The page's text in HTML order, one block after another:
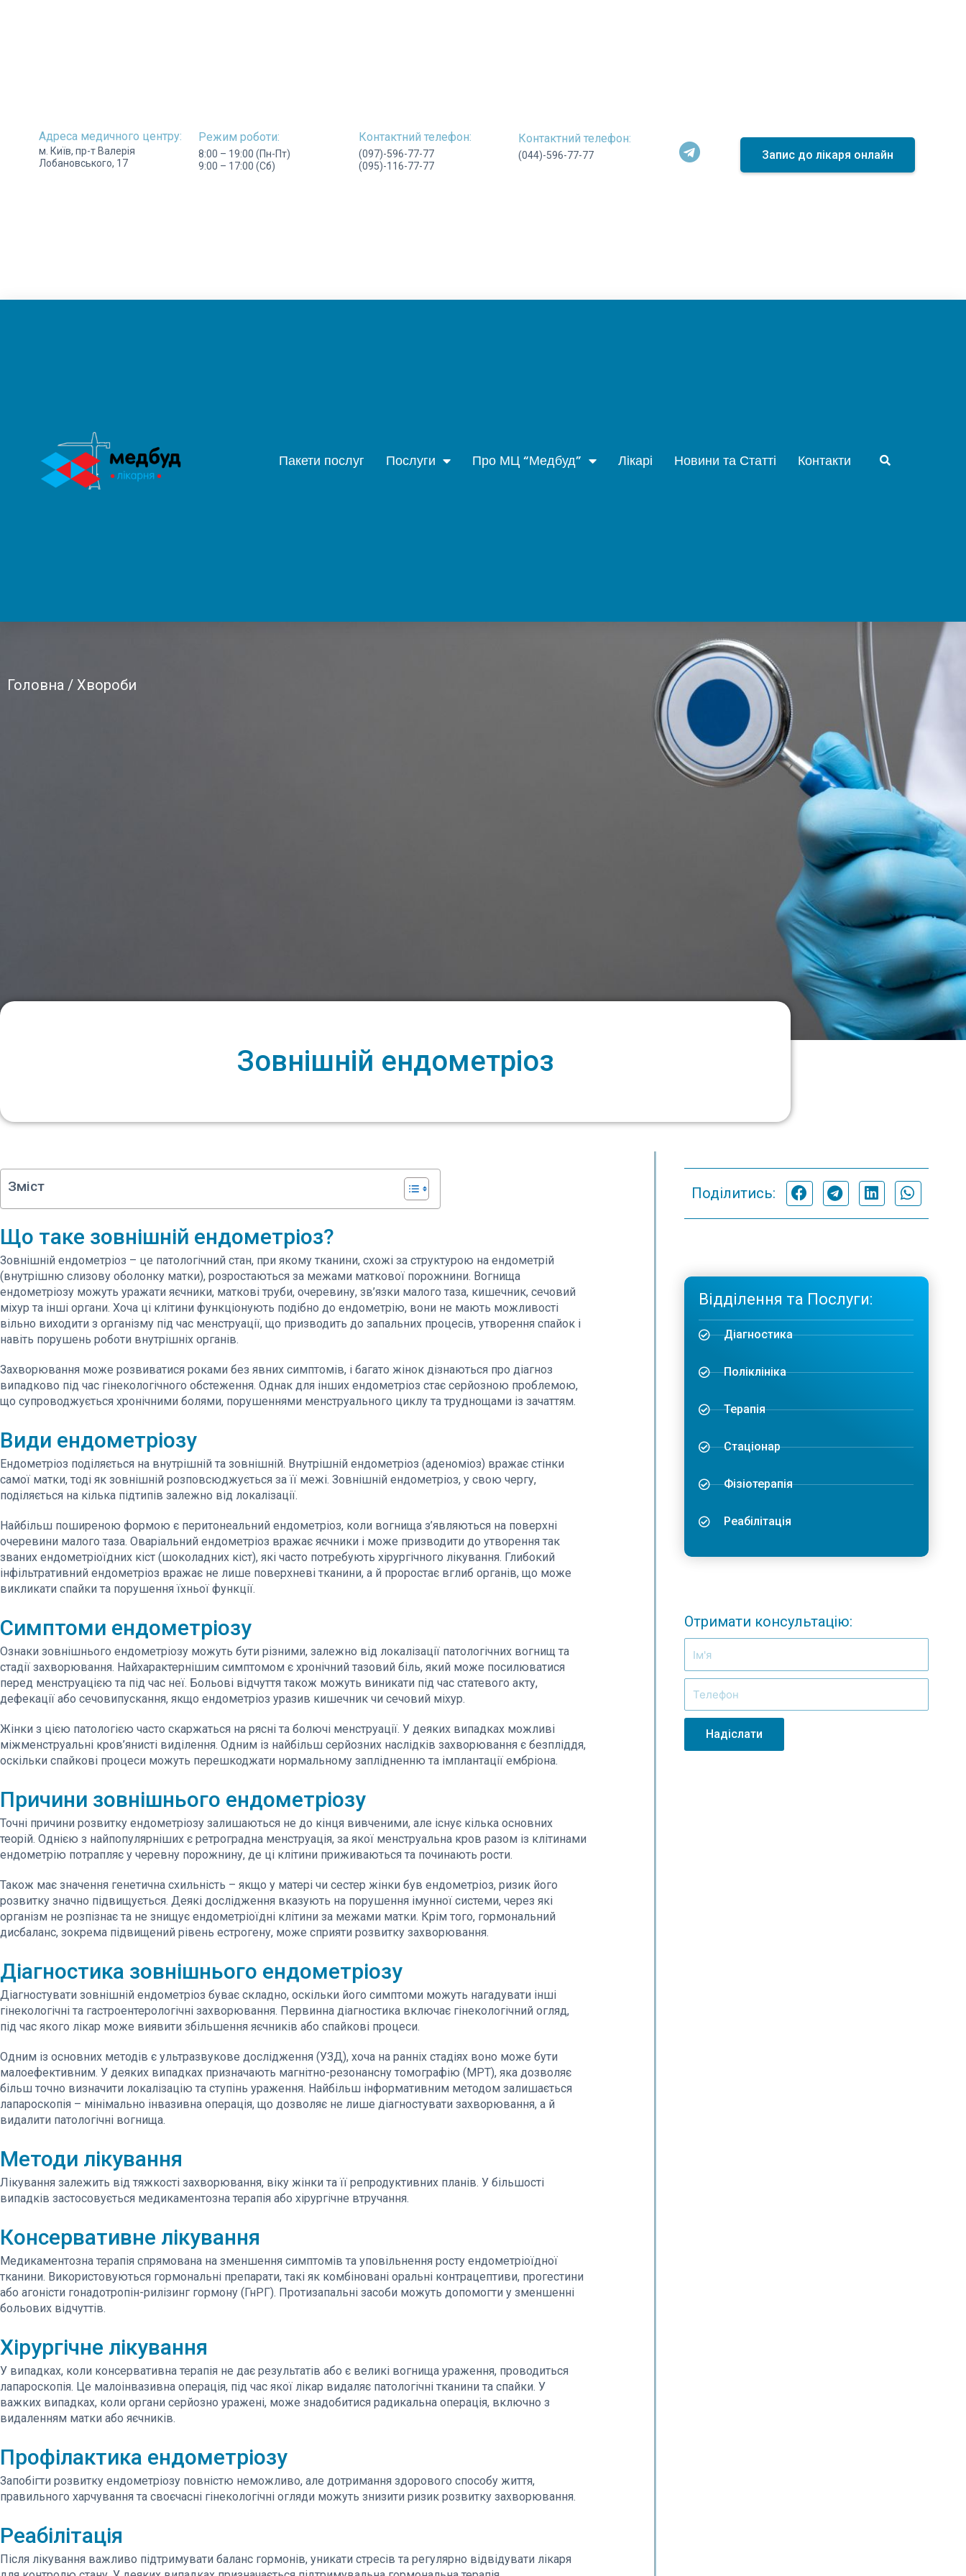
Адреса медичного центру:
м. Київ, пр-т Валерія
Лобановського, 17
Режим роботи:
8:00 – 19:00 (Пн-Пт)
9:00 – 17:00 (Сб)
Контактний телефон:
(097)-596-77-77
(095)-116-77-77
Контактний телефон:
(044)-596-77-77
T
m
Запис до лікаря онлайн
Пакети послуг Послуги Про МЦ “Медбуд” Лікарі Новини та Статті Контакти
Головна / Хвороби
Зовнішній ендометріоз
Зміст
Що таке зовнішній ендометріоз?
Зовнішній ендометріоз – це патологічний стан, при якому тканини, схожі за структурою на ендометрій
(внутрішню слизову оболонку матки), розростаються за межами маткової порожнини. Вогнища
ендометріозу можуть уражати яєчники, маткові труби, очеревину, зв’язки малого таза, кишечник, сечовий
міхур та інші органи. Хоча ці клітини функціонують подібно до ендометрію, вони не мають можливості
вільно виходити з організму під час менструації, що призводить до запальних процесів, утворення спайок і
навіть порушень роботи внутрішніх органів.
Захворювання може розвиватися роками без явних симптомів, і багато жінок дізнаються про діагноз
випадково під час гінекологічного обстеження. Однак для інших ендометріоз стає серйозною проблемою,
що супроводжується хронічними болями, порушеннями менструального циклу та труднощами із зачаттям.
Види ендометріозу
Ендометріоз поділяється на внутрішній та зовнішній. Внутрішній ендометріоз (аденоміоз) вражає стінки
самої матки, тоді як зовнішній розповсюджується за її межі. Зовнішній ендометріоз, у свою чергу,
поділяється на кілька підтипів залежно від локалізації.
Найбільш поширеною формою є перитонеальний ендометріоз, коли вогнища з’являються на поверхні
очеревини малого таза. Оваріальний ендометріоз вражає яєчники і може призводити до утворення так
званих ендометріоїдних кіст (шоколадних кіст), які часто потребують хірургічного лікування. Глибокий
інфільтративний ендометріоз вражає не лише поверхневі тканини, а й проростає вглиб органів, що може
викликати спайки та порушення їхньої функції.
Симптоми ендометріозу
Ознаки зовнішнього ендометріозу можуть бути різними, залежно від локалізації патологічних вогнищ та
стадії захворювання. Найхарактернішим симптомом є хронічний тазовий біль, який може посилюватися
перед менструацією та під час неї. Больові відчуття також можуть виникати під час статевого акту,
дефекації або сечовипускання, якщо ендометріоз уразив кишечник чи сечовий міхур.
Жінки з цією патологією часто скаржаться на рясні та болючі менструації. У деяких випадках можливі
міжменструальні кров’янисті виділення. Одним із найбільш серйозних наслідків захворювання є безпліддя,
оскільки спайкові процеси можуть перешкоджати нормальному заплідненню та імплантації ембріона.
Причини зовнішнього ендометріозу
Точні причини розвитку ендометріозу залишаються не до кінця вивченими, але існує кілька основних
теорій. Однією з найпопулярніших є ретроградна менструація, за якої менструальна кров разом із клітинами
ендометрію потрапляє у черевну порожнину, де ці клітини приживаються та починають рости.
Також має значення генетична схильність – якщо у матері чи сестер жінки був ендометріоз, ризик його
розвитку значно підвищується. Деякі дослідження вказують на порушення імунної системи, через які
організм не розпізнає та не знищує ендометріоїдні клітини за межами матки. Крім того, гормональний
дисбаланс, зокрема підвищений рівень естрогену, може сприяти розвитку захворювання.
Діагностика зовнішнього ендометріозу
Діагностувати зовнішній ендометріоз буває складно, оскільки його симптоми можуть нагадувати інші
гінекологічні та гастроентерологічні захворювання. Первинна діагностика включає гінекологічний огляд,
під час якого лікар може виявити збільшення яєчників або спайкові процеси.
Одним із основних методів є ультразвукове дослідження (УЗД), хоча на ранніх стадіях воно може бути
малоефективним. У деяких випадках призначають магнітно-резонансну томографію (МРТ), яка дозволяє
більш точно визначити локалізацію та ступінь ураження. Найбільш інформативним методом залишається
лапароскопія – мінімально інвазивна операція, що дозволяє не лише діагностувати захворювання, а й
видалити патологічні вогнища.
Методи лікування
Лікування залежить від тяжкості захворювання, віку жінки та її репродуктивних планів. У більшості
випадків застосовується медикаментозна терапія або хірургічне втручання.
Консервативне лікування
Медикаментозна терапія спрямована на зменшення симптомів та уповільнення росту ендометріоїдної
тканини. Використовуються гормональні препарати, такі як комбіновані оральні контрацептиви, прогестини
або агоністи гонадотропін-рилізинг гормону (ГнРГ). Протизапальні засоби можуть допомогти у зменшенні
больових відчуттів.
Хірургічне лікування
У випадках, коли консервативна терапія не дає результатів або є великі вогнища ураження, проводиться
лапароскопія. Це малоінвазивна операція, під час якої лікар видаляє патологічні тканини та спайки. У
важких випадках, коли органи серйозно уражені, може знадобитися радикальна операція, включно з
видаленням матки або яєчників.
Профілактика ендометріозу
Запобігти розвитку ендометріозу повністю неможливо, але дотримання здорового способу життя,
правильного харчування та своєчасні гінекологічні огляди можуть знизити ризик розвитку захворювання.
Реабілітація
Після лікування важливо підтримувати баланс гормонів, уникати стресів та регулярно відвідувати лікаря
Поділитись:
Відділення та Послуги:
Діагностика
Поліклініка
Терапія
Стаціонар
Фізіотерапія
Реабілітація
Отримати консультацію:
Надіслати